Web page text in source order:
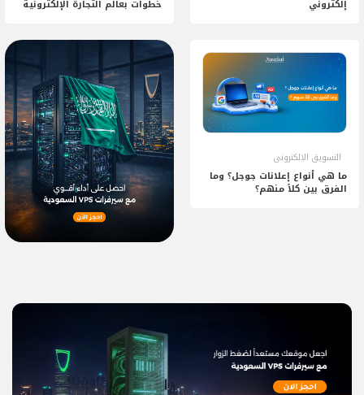
إلكتروني خطوات بعالم التجارة الإلكترونية
التسويق الالكترونى
ما هي أنواع إعلانات جوجل؟ وما
الفرق بين كلاً منهم؟